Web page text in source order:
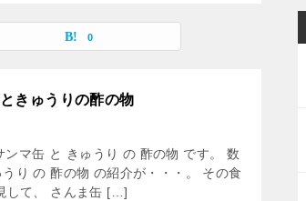
0
きゅうりの酢の物
マ缶 と きゅうり の 酢の物 です。 数
り の 酢の物 の紹介が・・・。 その食
して、 さんま缶 […]